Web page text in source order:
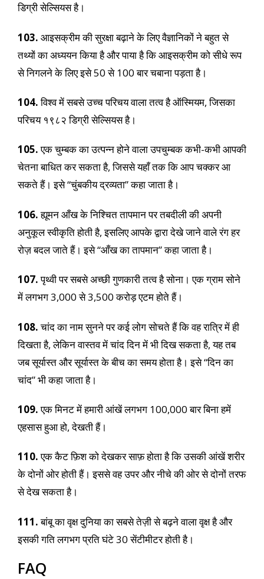
डिग्री सेल्सियस है।
103. आइसक्रीम की सुरक्षा बढ़ाने के लिए वैज्ञानिकों ने बहुत से
तथ्यों का अध्ययन किया है और पाया है कि आइसक्रीम को सीधे रूप
से निगलने के लिए इसे 50 से 100 बार चबाना पड़ता है।
104.विश्व में सबसे उच्च परिचय वाला तत्व है ऑस्मियम, जिसका
परिचय १९८२ डिग्री सेल्सियस है।
105.एक चुम्बक का उत्पन्न होने वाला उपचुम्बक कभी-कभी आपकी
चेतना बाधित कर सकता है, जिससे यहाँ तक कि आप चक्कर आ
सकते हैं। इसे “चुंबकीय द्रव्यता” कहा जाता है।
106.ह्यूमन आँख के निश्चित तापमान पर तबदीली की अपनी
अनुकूल स्वीकृति होती है, इसलिए आपके द्वारा देखे जाने वाले रंग हर
रोज़ बदल जाते हैं। इसे “आँख का तापमान” कहा जाता है।
107.पृथ्वी पर सबसे अच्छी गुणकारी तत्व है सोना। एक ग्राम सोने
में लगभग 3,000 से 3,500 करोड़ एटम होते हैं।
108.चांद का नाम सुनने पर कई लोग सोचते हैं कि वह रात्रि में ही
दिखता है, लेकिन वास्तव में चांद दिन में भी दिख सकता है, यह तब
जब सूर्यास्त और सूर्यास्त के बीच का समय होता है। इसे “दिन का
चांद” भी कहा जाता है।
109.एक मिनट में हमारी आंखें लगभग 100,000 बार बिना हमें
एहसास हुआ हो, देखती हैं।
110.एक कैट फ़िश को देखकर साफ़ होता है कि उसकी आंखें शरीर
के दोनों ओर होती हैं। इससे वह उपर और नीचे की ओर से दोनों तरफ
से देख सकता है।
111.बांबू का वृक्ष दुनिया का सबसे तेज़ी से बढ़ने वाला वृक्ष है और
इसकी गति लगभग प्रति घंटे 30 सेंटीमीटर होती है।
FAQ